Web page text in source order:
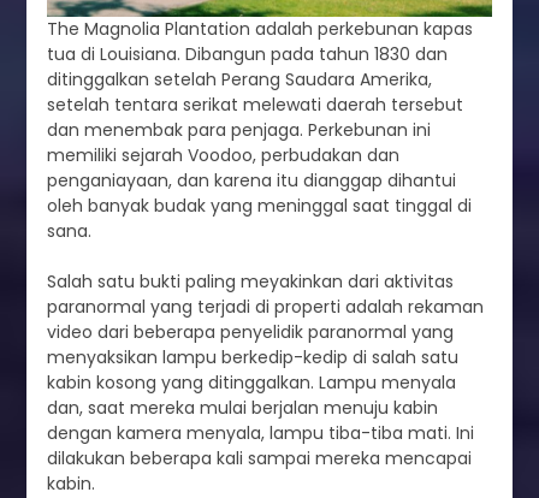
The Magnolia Plantation adalah perkebunan kapas
tua di Louisiana. Dibangun pada tahun 1830 dan
ditinggalkan setelah Perang Saudara Amerika,
setelah tentara serikat melewati daerah tersebut
dan menembak para penjaga. Perkebunan ini
memiliki sejarah Voodoo, perbudakan dan
penganiayaan, dan karena itu dianggap dihantui
oleh banyak budak yang meninggal saat tinggal di
sana.
Salah satu bukti paling meyakinkan dari aktivitas
paranormal yang terjadi di properti adalah rekaman
video dari beberapa penyelidik paranormal yang
menyaksikan lampu berkedip-kedip di salah satu
kabin kosong yang ditinggalkan. Lampu menyala
dan, saat mereka mulai berjalan menuju kabin
dengan kamera menyala, lampu tiba-tiba mati. Ini
dilakukan beberapa kali sampai mereka mencapai
kabin.